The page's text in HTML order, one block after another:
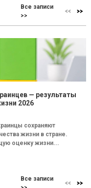
Все записи
>>
— результаты
2026
сохраняют
жизни в стране.
оценку жизни...
Все записи